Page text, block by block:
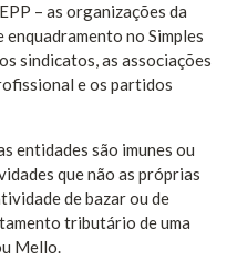
– as organizações da
enquadramento no Simples
sindicatos, as associações
e os partidos
entidades são imunes ou
que não as próprias
de bazar ou de
tributário de uma
Mello.